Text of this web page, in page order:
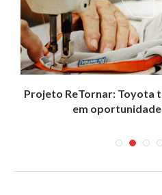
Projeto ReTornar: Toyota
em